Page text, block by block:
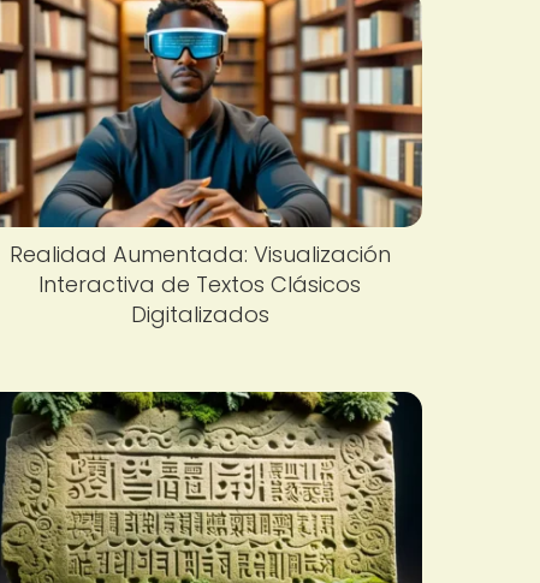
Realidad Aumentada: Visualización
Interactiva de Textos Clásicos
Digitalizados